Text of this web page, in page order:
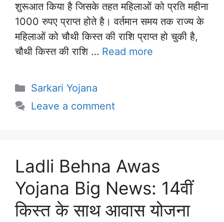
शुरूआत किया है जिसके तहत महिलाओं को प्रति महीना
1000 रुपए प्राप्त होते है। वर्तमान समय तक राज्य के
महिलाओं को चौथी किस्त की राशि प्राप्त हो चुकी है,
चौथी किस्त की राशि … Read more
Categories
Sarkari Yojana
Leave a comment
Ladli Behna Awas
Yojana Big News: 14वीं
किस्त के साथ आवास योजना